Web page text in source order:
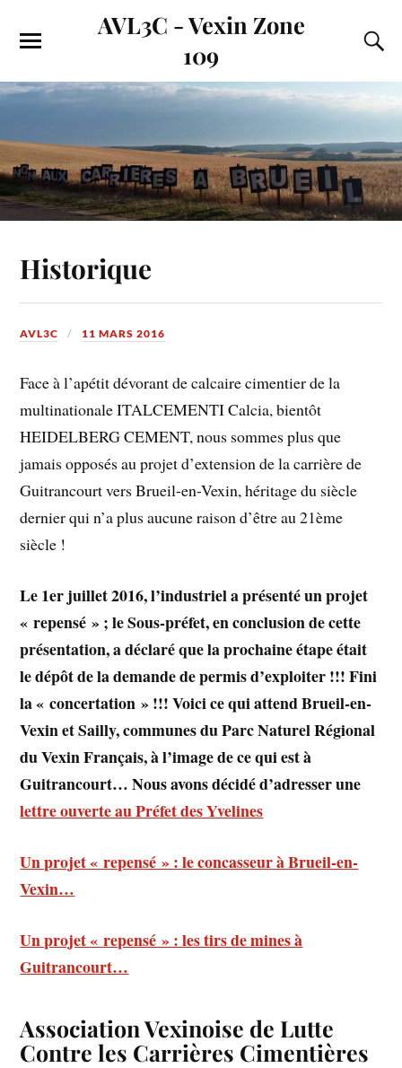
AVL3C - Vexin Zone
109
Historique
AVL3C 11 MARS 2016
Face à l’apétit dévorant de calcaire cimentier de la
multinationale ITALCEMENTI Calcia, bientôt
HEIDELBERG CEMENT, nous sommes plus que
jamais opposés au projet d’extension de la carrière de
Guitrancourt vers Brueil-en-Vexin, héritage du siècle
dernier qui n’a plus aucune raison d’être au 21ème
siècle !
Le 1er juillet 2016, l’industriel a présenté un projet
« repensé » ; le Sous-préfet, en conclusion de cette
présentation, a déclaré que la prochaine étape était
le dépôt de la demande de permis d’exploiter !!! Fini
la « concertation » !!! Voici ce qui attend Brueil-en-
Vexin et Sailly, communes du Parc Naturel Régional
du Vexin Français, à l’image de ce qui est à
Guitrancourt… Nous avons décidé d’adresser une
lettre ouverte au Préfet des Yvelines
Un projet « repensé » : le concasseur à Brueil-en-
Vexin…
Un projet « repensé » : les tirs de mines à
Guitrancourt…
Association Vexinoise de Lutte
Contre les Carrières Cimentières